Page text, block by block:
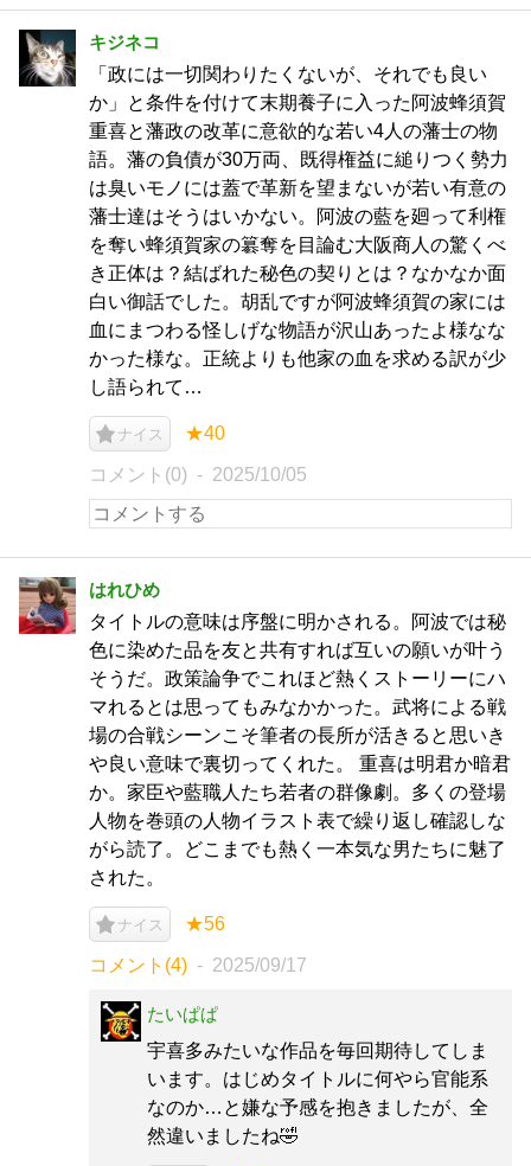
キジネコ
「政には一切関わりたくないが、それでも良い
か」と条件を付けて末期養子に入った阿波蜂須賀
重喜と藩政の改革に意欲的な若い4人の藩士の物
語。藩の負債が30万両、既得権益に縋りつく勢力
は臭いモノには蓋で革新を望まないが若い有意の
藩士達はそうはいかない。阿波の藍を廻って利権
を奪い蜂須賀家の簒奪を目論む大阪商人の驚くべ
き正体は？結ばれた秘色の契りとは？なかなか面
白い御話でした。胡乱ですが阿波蜂須賀の家には
血にまつわる怪しげな物語が沢山あったよ様なな
かった様な。正統よりも他家の血を求める訳が少
し語られて…
ナイス ★40
コメント(0) 2025/10/05
はれひめ
タイトルの意味は序盤に明かされる。阿波では秘
色に染めた品を友と共有すれば互いの願いが叶う
そうだ。政策論争でこれほど熱くストーリーにハ
マれるとは思ってもみなかかった。武将による戦
場の合戦シーンこそ筆者の長所が活きると思いき
や良い意味で裏切ってくれた。 重喜は明君か暗君
か。家臣や藍職人たち若者の群像劇。多くの登場
人物を巻頭の人物イラスト表で繰り返し確認しな
がら読了。どこまでも熱く一本気な男たちに魅了
された。
ナイス ★56
コメント(4) 2025/09/17
たいぱぱ
宇喜多みたいな作品を毎回期待してしま
います。はじめタイトルに何やら官能系
なのか…と嫌な予感を抱きましたが、全
然違いましたね🤣